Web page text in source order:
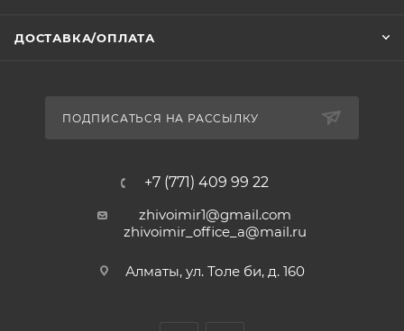
ДОСТАВКА/ОПЛАТА
ПОДПИСАТЬСЯ НА РАССЫЛКУ
+7 (771) 409 99 22
zhivoimir1@gmail.com
zhivoimir_office_a@mail.ru
Алматы, ул. Толе би, д. 160